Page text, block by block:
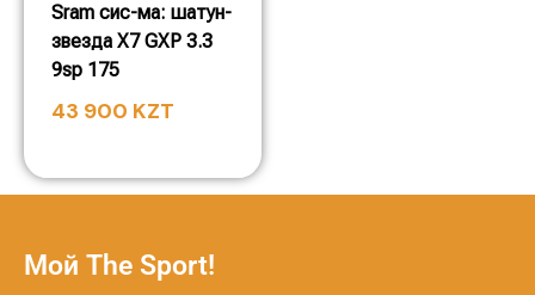
Sram сис-ма: шатун-
звезда X7 GXP 3.3
9sp 175
43 900 KZT
Мой The Sport!